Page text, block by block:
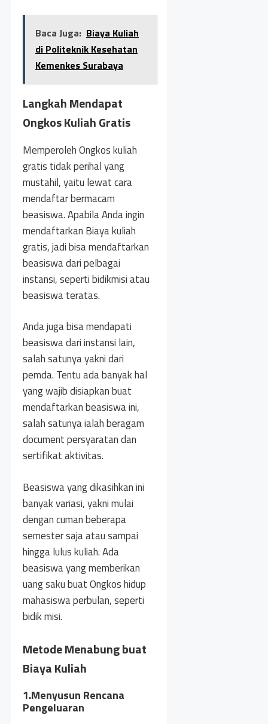
Baca Juga: Biaya Kuliah
di Politeknik Kesehatan
Kemenkes Surabaya
Langkah Mendapat
Ongkos Kuliah Gratis
Memperoleh Ongkos kuliah
gratis tidak perihal yang
mustahil, yaitu lewat cara
mendaftar bermacam
beasiswa. Apabila Anda ingin
mendaftarkan Biaya kuliah
gratis, jadi bisa mendaftarkan
beasiswa dari pelbagai
instansi, seperti bidikmisi atau
beasiswa teratas.
Anda juga bisa mendapati
beasiswa dari instansi lain,
salah satunya yakni dari
pemda. Tentu ada banyak hal
yang wajib disiapkan buat
mendaftarkan beasiswa ini,
salah satunya ialah beragam
document persyaratan dan
sertifikat aktivitas.
Beasiswa yang dikasihkan ini
banyak variasi, yakni mulai
dengan cuman beberapa
semester saja atau sampai
hingga lulus kuliah. Ada
beasiswa yang memberikan
uang saku buat Ongkos hidup
mahasiswa perbulan, seperti
bidik misi.
Metode Menabung buat
Biaya Kuliah
1.Menyusun Rencana
Pengeluaran